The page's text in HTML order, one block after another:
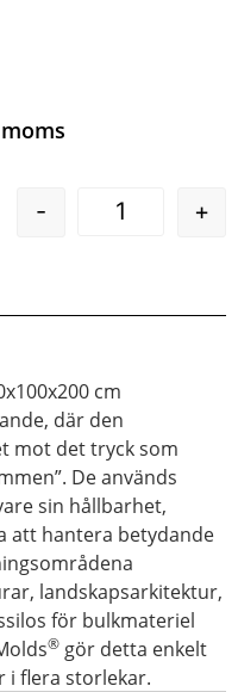
- +
cm
där den
mot det tryck som
De används
sin hållbarhet,
att hantera betydande
landskapsarkitektur,
för bulkmateriel
® gör detta enkelt
i flera storlekar.